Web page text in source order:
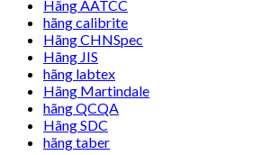
Hãng AATCC
hãng calibrite
Hãng CHNSpec
Hãng JIS
hãng labtex
Hãng Martindale
hãng QCQA
Hãng SDC
hãng taber